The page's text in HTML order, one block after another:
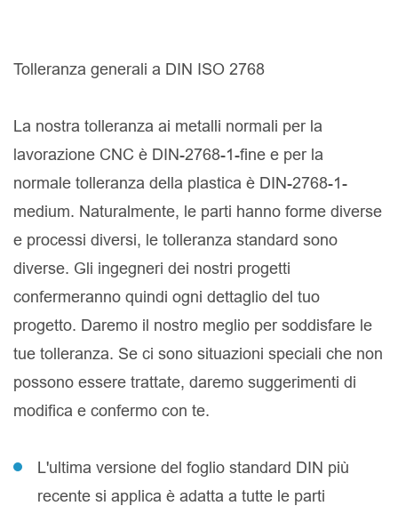
Tolleranza generali a DIN ISO 2768
La nostra tolleranza ai metalli normali per la
lavorazione CNC è DIN-2768-1-fine e per la
normale tolleranza della plastica è DIN-2768-1-
medium. Naturalmente, le parti hanno forme diverse
e processi diversi, le tolleranza standard sono
diverse. Gli ingegneri dei nostri progetti
confermeranno quindi ogni dettaglio del tuo
progetto. Daremo il nostro meglio per soddisfare le
tue tolleranza. Se ci sono situazioni speciali che non
possono essere trattate, daremo suggerimenti di
modifica e confermo con te.
L'ultima versione del foglio standard DIN più
recente si applica è adatta a tutte le parti